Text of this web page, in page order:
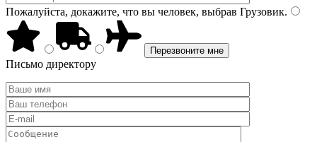
Пожалуйста, докажите, что вы человек, выбрав Грузовик.
Письмо директору